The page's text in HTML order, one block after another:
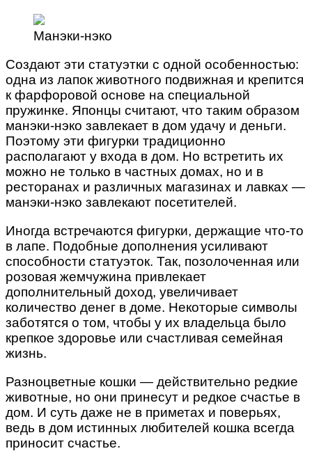
Манэки-нэко
Создают эти статуэтки с одной особенностью:
одна из лапок животного подвижная и крепится
к фарфоровой основе на специальной
пружинке. Японцы считают, что таким образом
манэки-нэко завлекает в дом удачу и деньги.
Поэтому эти фигурки традиционно
располагают у входа в дом. Но встретить их
можно не только в частных домах, но и в
ресторанах и различных магазинах и лавках —
манэки-нэко завлекают посетителей.
Иногда встречаются фигурки, держащие что-то
в лапе. Подобные дополнения усиливают
способности статуэток. Так, позолоченная или
розовая жемчужина привлекает
дополнительный доход, увеличивает
количество денег в доме. Некоторые символы
заботятся о том, чтобы у их владельца было
крепкое здоровье или счастливая семейная
жизнь.
Разноцветные кошки — действительно редкие
животные, но они принесут и редкое счастье в
дом. И суть даже не в приметах и поверьях,
ведь в дом истинных любителей кошка всегда
приносит счастье.